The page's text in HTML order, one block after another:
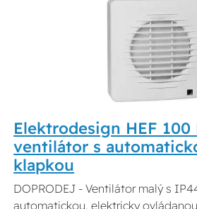
Elektrodesign HEF 100
ventilátor s
klapkou
DOPRODEJ - Ventilátor malý s
automatickou, elektricky